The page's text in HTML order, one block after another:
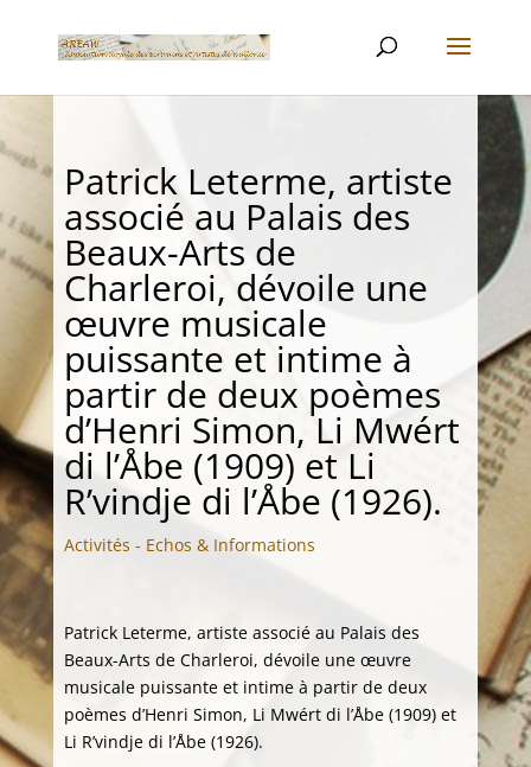
Patrick Leterme, artiste
associé au Palais des
Beaux-Arts de
Charleroi, dévoile une
œuvre musicale
puissante et intime à
partir de deux poèmes
d’Henri Simon, Li Mwért
di l’Åbe (1909) et Li
R’vindje di l’Åbe (1926).
Activités - Echos & Informations
Patrick Leterme, artiste associé au Palais des
Beaux-Arts de Charleroi, dévoile une œuvre
musicale puissante et intime à partir de deux
poèmes d’Henri Simon, Li Mwért di l’Åbe (1909) et
Li R’vindje di l’Åbe (1926).